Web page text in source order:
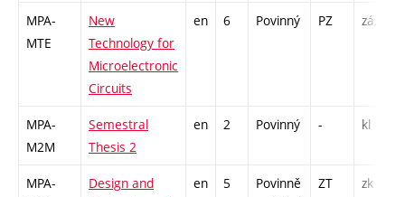
MPA-
MTE
New
Technology for
Microelectronic
Circuits
en 6 Povinný PZ zá,zk
MPA-
M2M
Semestral
Thesis 2
en 2 Povinný - kl
MPA-
Design and
en 5
Povinně
ZT zk